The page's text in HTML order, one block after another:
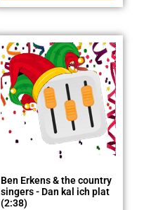
Ben Erkens & the country
singers - Dan kal ich plat
(2:38)